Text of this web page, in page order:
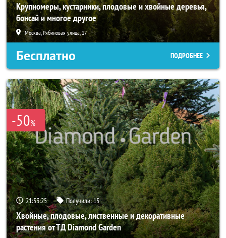
Крупномеры, кустарники, плодовые и хвойные деревья,
бонсай и многое другое
Москва, Рябиновая улица, 17
Бесплатно ПОДРОБНЕЕ
-50%
21:53:24 Получили:15
Хвойные, плодовые, лиственные и декоративные
растения от ТД Diamond Garden